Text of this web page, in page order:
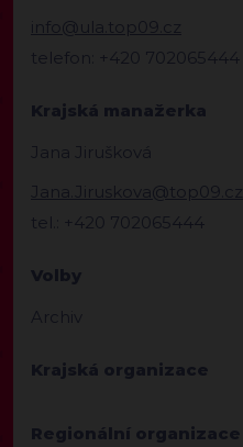
info@ula.top09.cz
telefon: +420 702065444
Krajská manažerka
Jana Jirušková
Jana.Jiruskova@top09.cz
tel.: +420 702065444
Volby
Archiv
Krajská organizace
Regionální organizace